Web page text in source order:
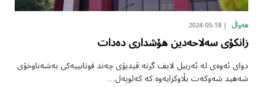
هەواڵ 2024-05-18
زانکۆی سەلاحەدین هۆشداری دەدات
دوای ئەوەی لە ئەربیل لایف گرتە ڤیدیۆی چەند قوتابییەکی بەشەناوخۆی
شەهید شەوکەت بڵاوکرایەوە کە کەلوپەل…